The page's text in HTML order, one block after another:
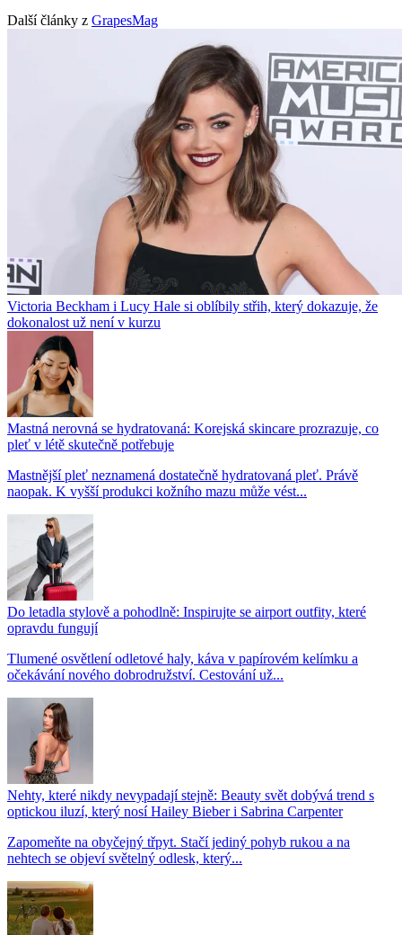
Další články z GrapesMag
Victoria Beckham i Lucy Hale si oblíbily střih, který dokazuje, že
dokonalost už není v kurzu
Mastná nerovná se hydratovaná: Korejská skincare prozrazuje, co
pleť v létě skutečně potřebuje
Mastnější pleť neznamená dostatečně hydratovaná pleť. Právě
naopak. K vyšší produkci kožního mazu může vést...
Do letadla stylově a pohodlně: Inspirujte se airport outfity, které
opravdu fungují
Tlumené osvětlení odletové haly, káva v papírovém kelímku a
očekávání nového dobrodružství. Cestování už...
Nehty, které nikdy nevypadají stejně: Beauty svět dobývá trend s
optickou iluzí, který nosí Hailey Bieber i Sabrina Carpenter
Zapomeňte na obyčejný třpyt. Stačí jediný pohyb rukou a na
nehtech se objeví světelný odlesk, který...